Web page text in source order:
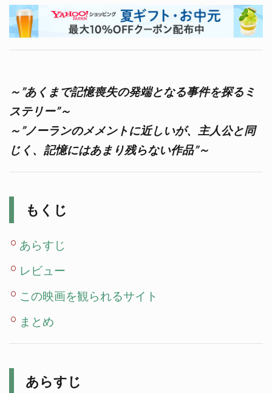
～”あくまで記憶喪失の発端となる事件を探るミ
ステリー”～
～”ノーランのメメントに近しいが、主人公と同
じく、記憶にはあまり残らない作品”～
もくじ
あらすじ
レビュー
この映画を観られるサイト
まとめ
あらすじ